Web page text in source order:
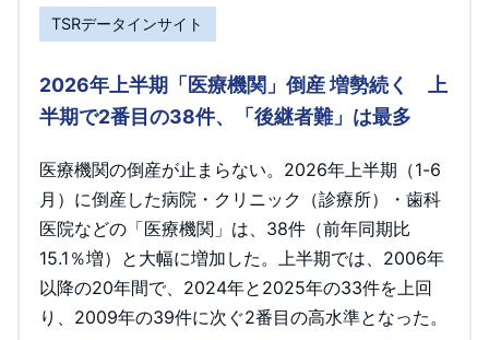
TSRデータインサイト
2026年上半期「医療機関」倒産 増勢続く 上
半期で2番目の38件、「後継者難」は最多
医療機関の倒産が止まらない。2026年上半期（1-6
月）に倒産した病院・クリニック（診療所）・歯科
医院などの「医療機関」は、38件（前年同期比
15.1％増）と大幅に増加した。上半期では、2006年
以降の20年間で、2024年と2025年の33件を上回
り、2009年の39件に次ぐ2番目の高水準となった。